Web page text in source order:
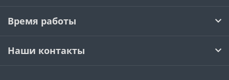
Время работы
Наши контакты